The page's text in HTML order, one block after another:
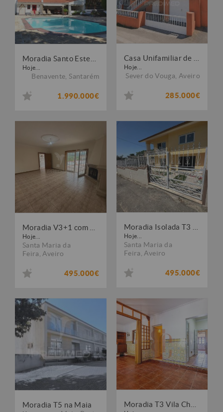
Hoje...
Benavente Santarém
1.990.000€
Hoje...
Sever do Vouga Aveiro
285.000€
Hoje...
Santa Maria da
Feira Aveiro
495.000€
Hoje...
Santa Maria da
Feira Aveiro
495.000€
Moradia T5 na Maia